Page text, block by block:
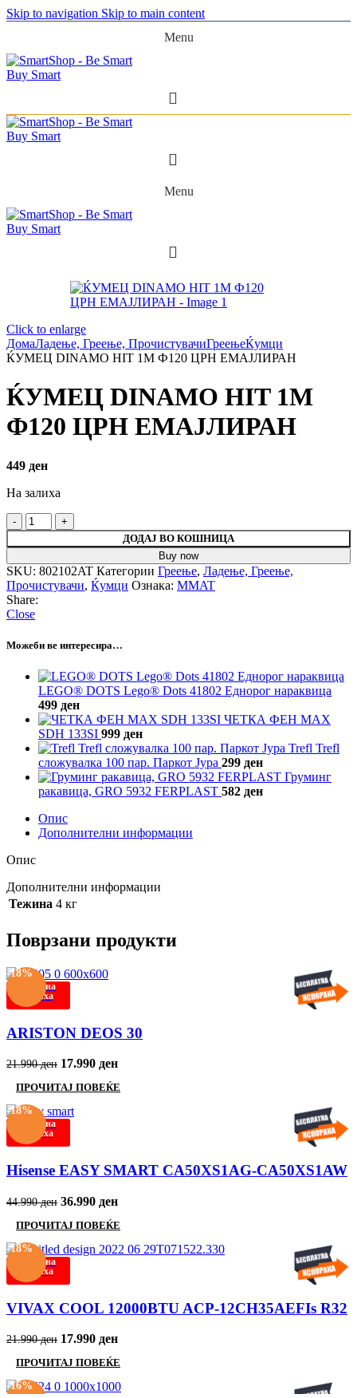
Skip to navigation Skip to main content
Menu
Menu
Click to enlarge
ДомаЛадење, Греење, ПрочистувачиГреењеЌумци
ЌУМЕЦ DINAMO HIT 1М Ф120 ЦРН ЕМАЈЛИРАН
ЌУМЕЦ DINAMO HIT 1М
Ф120 ЦРН ЕМАЈЛИРАН
449 ден
На залиха
ДОДАЈ ВО КОШНИЦА
Buy now
SKU: 802102AT Категории Греење, Ладење, Греење,
Прочистувачи, Ќумци Ознака: MMAT
Share:
Close
Можеби ве интересира…
LEGO® DOTS Lego® Dots 41802 Еднорог нараквица
499 ден
ЧЕТКА ФЕН MAX
SDH 133SI 999 ден
Trefl Trefl
сложувалка 100 пар. Паркот Јура 299 ден
Груминг
ракавица, GRO 5932 FERPLAST 582 ден
Опис
Дополнителни информации
Опис
Дополнителни информации
Тежина 4 кг
Поврзани продукти
Нема на
залиха
-18%
ARISTON DEOS 30
21.990ден 17.990 ден
ПРОЧИТАЈ ПОВЕЌЕ
Нема на
залиха
-18%
Hisense EASY SMART CA50XS1AG-CA50XS1AW
44.990ден 36.990 ден
ПРОЧИТАЈ ПОВЕЌЕ
Нема на
залиха
-18%
VIVAX COOL 12000BTU ACP-12CH35AEFIs R32
21.990ден 17.990 ден
ПРОЧИТАЈ ПОВЕЌЕ
-16%